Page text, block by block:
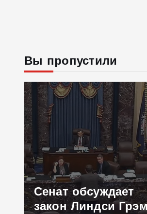
Вы пропустили
Сенат обсуждает
закон Линдси